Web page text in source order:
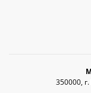
350000,